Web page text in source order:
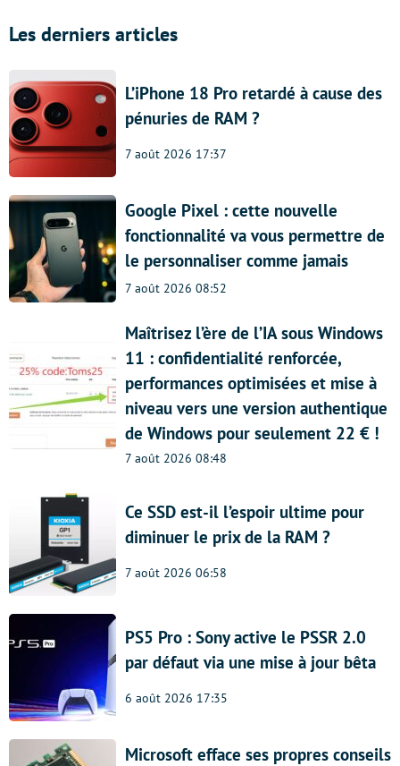
Les derniers articles
L’iPhone 18 Pro retardé à cause des
pénuries de RAM ?
7 août 2026 17:37
Google Pixel : cette nouvelle
fonctionnalité va vous permettre de
le personnaliser comme jamais
7 août 2026 08:52
Maîtrisez l’ère de l’IA sous Windows
11 : confidentialité renforcée,
performances optimisées et mise à
niveau vers une version authentique
de Windows pour seulement 22 € !
7 août 2026 08:48
Ce SSD est-il l’espoir ultime pour
diminuer le prix de la RAM ?
7 août 2026 06:58
PS5 Pro : Sony active le PSSR 2.0
par défaut via une mise à jour bêta
6 août 2026 17:35
Microsoft efface ses propres conseils